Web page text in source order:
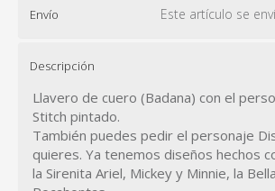
Envío Este artículo se
Descripción
Llavero de cuero (Badana) con el
Stitch pintado.
También puedes pedir el personaje
quieres. Ya tenemos diseños hechos
la Sirenita Ariel, Mickey y Minnie, la